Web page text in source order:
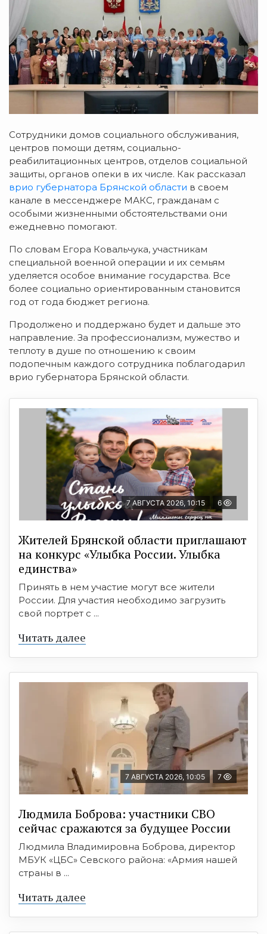
Сотрудники домов социального обслуживания,
центров помощи детям, социально-
реабилитационных центров, отделов социальной
защиты, органов опеки в их числе. Как рассказал
врио губернатора Брянской области в своем
канале в мессенджере МАКС, гражданам с
особыми жизненными обстоятельствами они
ежедневно помогают.
По словам Егора Ковальчука, участникам
специальной военной операции и их семьям
уделяется особое внимание государства. Все
более социально ориентированным становится
год от года бюджет региона.
Продолжено и поддержано будет и дальше это
направление. За профессионализм, мужество и
теплоту в душе по отношению к своим
подопечным каждого сотрудника поблагодарил
врио губернатора Брянской области.
7 АВГУСТА 2026, 10:15 6
Жителей Брянской области приглашают
на конкурс «Улыбка России. Улыбка
единства»
Принять в нем участие могут все жители
России. Для участия необходимо загрузить
свой портрет с ...
Читать далее
7 АВГУСТА 2026, 10:05 7
Людмила Боброва: участники СВО
сейчас сражаются за будущее России
Людмила Владимировна Боброва, директор
МБУК «ЦБС» Севского района: «Армия нашей
страны в ...
Читать далее